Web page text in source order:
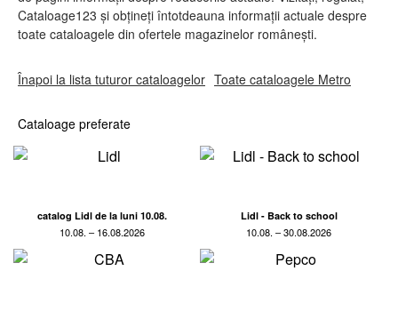
Cataloage123 și obțineți întotdeauna informații actuale despre
toate cataloagele din ofertele magazinelor românești.
Înapoi la lista tuturor cataloagelor Toate cataloagele Metro
Cataloage preferate
catalog Lidl de la luni 10.08.
10.08. – 16.08.2026
Lidl - Back to school
10.08. – 30.08.2026